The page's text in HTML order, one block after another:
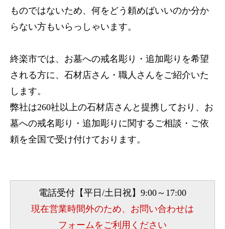
ものではないため、何をどう頼めばいいのか分か
らない方もいらっしゃいます。
終楽市では、お墓への戒名彫り・追加彫りを希望
される方に、石材店さん・職人さんをご紹介いた
します。
弊社は260社以上の石材店さんと提携しており、お
墓への戒名彫り・追加彫りに関するご相談・ご依
頼を全国で受け付けております。
電話受付【平日/土日祝】9:00～17:00
現在営業時間外のため、お問い合わせは
フォームをご利用ください